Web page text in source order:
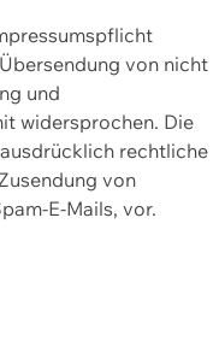
von nicht
und
widersprochen. Die
rechtliche
von
E-Mails, vor.